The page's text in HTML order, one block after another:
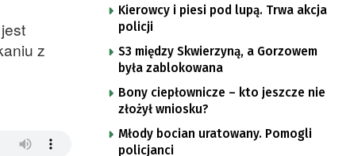
z
Kierowcy i piesi pod lupą. Trwa akcja
policji
S3 między Skwierzyną, a Gorzowem
była zablokowana
Bony ciepłownicze – kto jeszcze nie
złożył wniosku?
Młody bocian uratowany. Pomogli
policjanci